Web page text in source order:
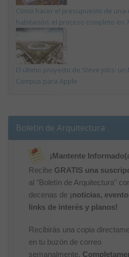
Cómo hacer el presupuesto de una
habitación: el proceso completo en
El último proyecto de Steve Jobs: un
Campus para Apple
Boletín de Arquitectura
¡Mantente
Recibe GRATIS una
al "Boletín de Arquitectura"
decenas de ¡noticias,
links de interés y planos!
Recibirás una copia
en tu buzón de correo
semanalmente.